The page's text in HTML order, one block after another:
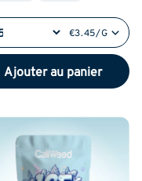
€3.45/G
Ajouter au panier